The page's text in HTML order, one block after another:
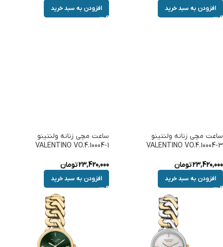
افزودن به سبد خرید افزودن به سبد خرید
ساعت مچی زنانه ولنتینو
VALENTINO VO.4.10004-3
23,420,000تومان
افزودن به سبد خرید
ساعت مچی زنانه ولنتینو
VALENTINO VO.4.10004-1
23,420,000تومان
افزودن به سبد خرید